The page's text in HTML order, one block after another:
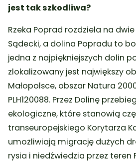
jest tak szkodliwa?
Rzeka Poprad rozdziela na
Sądecki, a dolina Popradu to
jedna z najpiękniejszych dolin
zlokalizowany jest największy
Małopolsce, obszar Natura
PLH120088. Przez Dolinę
ekologiczne, które stanowią
transeuropejskiego Korytarza
umożliwiają migrację dużych
rysia i niedźwiedzia przez teren